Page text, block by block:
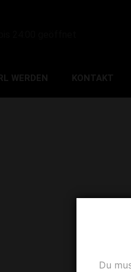
WERDEN KONTAKT
Du